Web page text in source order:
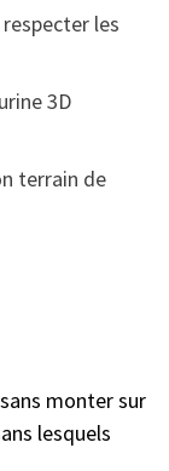
les
3D
terrain de
monter sur
lesquels